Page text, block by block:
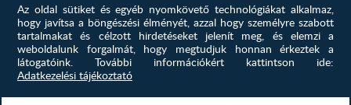
Hosszúság 500 mmSzélesség 360 mmMagasság 130
mmMélység 90 mmMosdókagyló modell...
49 265Ft
Az oldal sütiket és egyéb nyomkövető technológiákat alkalmaz,
hogy javítsa a böngészési élményét, azzal hogy személyre szabott
tartalmakat és célzott hirdetéseket jelenít meg, és elemzi a
weboldalunk forgalmát, hogy megtudjuk honnan érkeztek a
látogatóink.
További információkért kattintson ide:
Adatkezelési tájékoztató